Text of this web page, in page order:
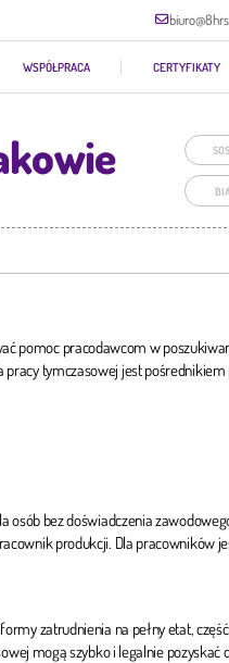
WSPÓŁPRACA CERTYFIKATY
pomoc pracodawcom w
pracy tymczasowej jest
osób bez doświadczenia
produkcji. Dla pracowników
zatrudnienia na pełny etat,
mogą szybko i legalnie